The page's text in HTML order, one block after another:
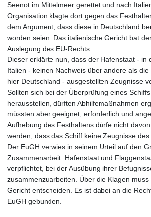
Seenot im Mittelmeer gerettet und nach
Organisation klagte dort gegen das
dem Argument, dass diese in Deutschland
worden seien. Das italienische Gericht bat
Auslegung des EU-Rechts.
Dieser erklärte nun, dass der Hafenstaat - in
Italien - keinen Nachweis über andere als
hier Deutschland - ausgestellten Zeugnisse
Sollten sich bei der Überprüfung eines
herausstellen, dürften Abhilfemaßnahmen
müssten aber geeignet, erforderlich und
Aufhebung des Festhaltens dürfe nicht
werden, dass das Schiff keine Zeugnisse des
Der EuGH verwies in seinem Urteil auf den
Zusammenarbeit: Hafenstaat und
verpflichtet, bei der Ausübung ihrer
zusammenzuarbeiten. Über die Klagen
Gericht entscheiden. Es ist dabei an die
EuGH gebunden.